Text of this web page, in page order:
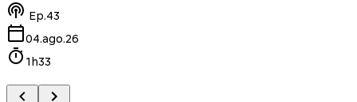
Ep.43
04.ago.26
1h33